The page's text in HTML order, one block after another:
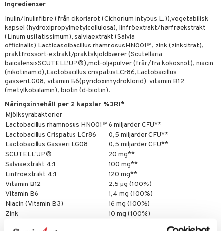
Ingredienser
Inulin/Inulinfibre (från cikoriarot (Cichorium intybus L.)),vegetabilisk
kapsel (hydroxipropylmetylcellulosa), linfröextrakt/hørfrøekstrakt
(Linum usitatissimum), salviaextrakt (Salvia
officinalis),Lacticaseibacillus rhamnosusHN001™, zink (zinkcitrat),
praktfrossört-extrakt/praktskjoldbærer (Scutellaria
baicalensisSCUTELL’UP®),mct-oljepulver (från/fra kokosnöt), niacin
(nikotinamid),Lactobacillus crispatusLCr86,Lactobacillus
gasseriLG08, vitamin B6(pyridoxinhydroklorid), vitamin B12
(metylkobalamin), biotin (d-biotin).
Näringsinnehåll per 2 kapslar %DRI*
Mjölksyrabakterier
Lactobacillus rhamnosus HN001™6 miljarder CFU**
Lactobacillus Crispatus LCr86
0,5 miljarder CFU**
Lactobacillus Gasseri LG08
0,5 miljarder CFU**
SCUTELL'UP®
20 mg**
Salviaextrakt 4:1
100 mg**
Linfröextrakt 4:1
120 mg**
Vitamin B12
2,5 µg (100%)
Vitamin B6
1,4 mg (100%)
Niacin (Vitamin B3)
16 mg (100%)
Zink
10 mg (100%)
fot
dusch & tvål
oljor
utan sol
K
svar